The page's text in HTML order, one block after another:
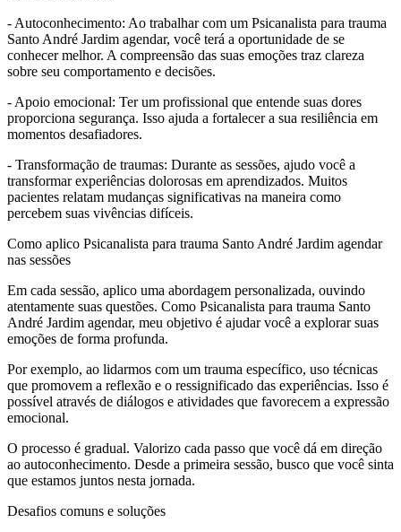
- Autoconhecimento: Ao trabalhar com um Psicanalista para trauma
Santo André Jardim agendar, você terá a oportunidade de se
conhecer melhor. A compreensão das suas emoções traz clareza
sobre seu comportamento e decisões.
- Apoio emocional: Ter um profissional que entende suas dores
proporciona segurança. Isso ajuda a fortalecer a sua resiliência em
momentos desafiadores.
- Transformação de traumas: Durante as sessões, ajudo você a
transformar experiências dolorosas em aprendizados. Muitos
pacientes relatam mudanças significativas na maneira como
percebem suas vivências difíceis.
Como aplico Psicanalista para trauma Santo André Jardim agendar
nas sessões
Em cada sessão, aplico uma abordagem personalizada, ouvindo
atentamente suas questões. Como Psicanalista para trauma Santo
André Jardim agendar, meu objetivo é ajudar você a explorar suas
emoções de forma profunda.
Por exemplo, ao lidarmos com um trauma específico, uso técnicas
que promovem a reflexão e o ressignificado das experiências. Isso é
possível através de diálogos e atividades que favorecem a expressão
emocional.
O processo é gradual. Valorizo cada passo que você dá em direção
ao autoconhecimento. Desde a primeira sessão, busco que você sinta
que estamos juntos nesta jornada.
Desafios comuns e soluções